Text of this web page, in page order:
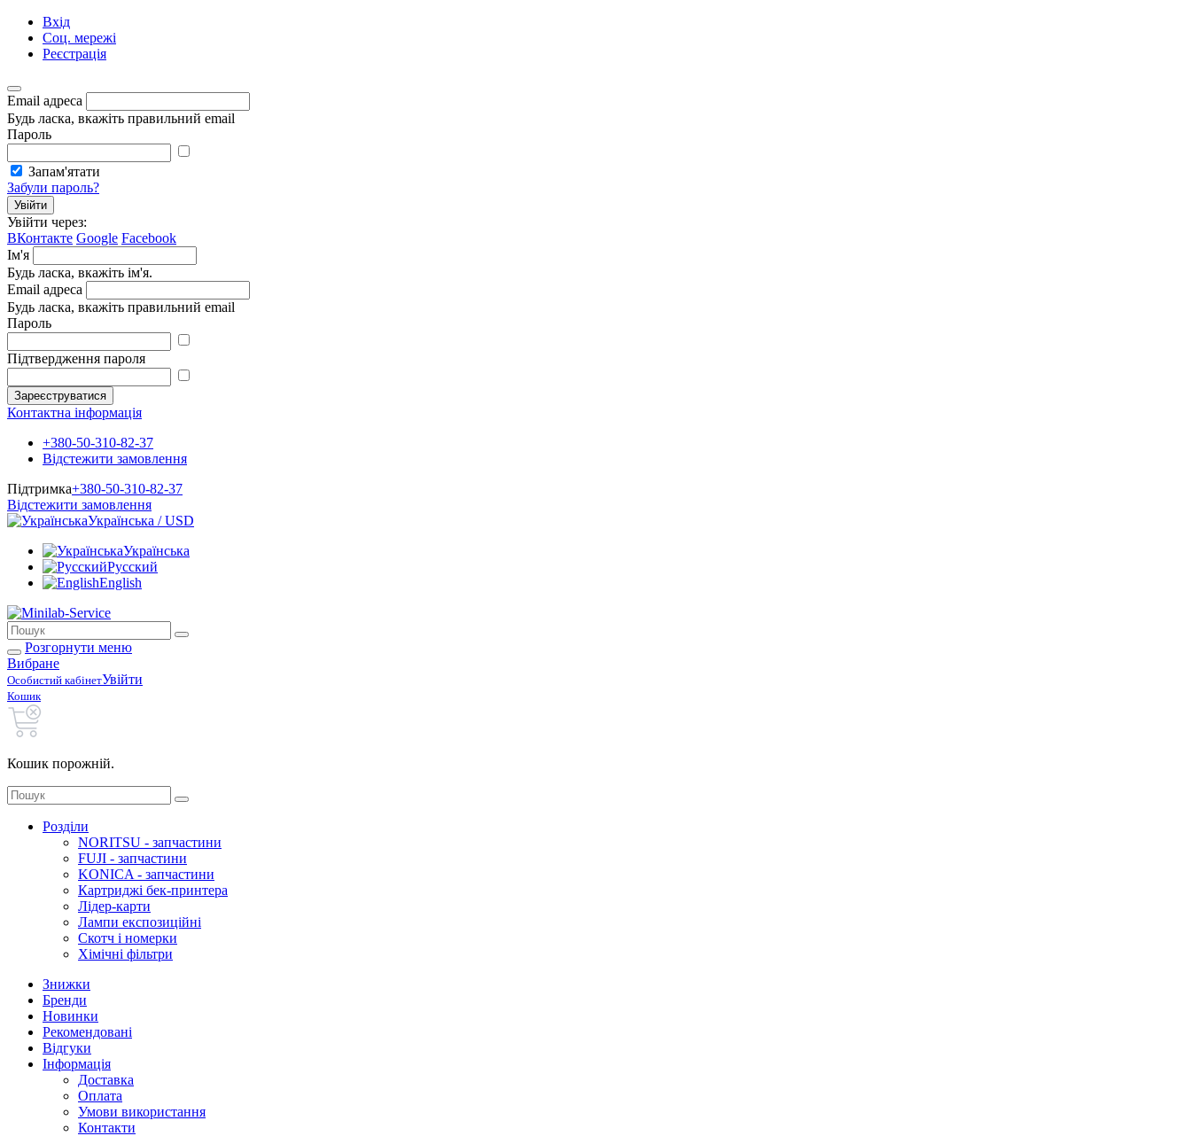
Вхід
Соц. мережі
Реєстрація
Email адреса
Будь ласка, вкажіть правильний email
Пароль
Запам'ятати
Забули пароль?
Увійти
Увійти через:
ВКонтакте Google Facebook
Ім'я
Будь ласка, вкажіть ім'я.
Email адреса
Будь ласка, вкажіть правильний email
Пароль
Підтвердження пароля
Зареєструватися
Контактна інформація
+380-50-310-82-37
Відстежити замовлення
Підтримка+380-50-310-82-37
Відстежити замовлення
Українська / USD
Українська
Русский
English
Розгорнути меню
Вибране
Особистий кабінетУвійти
Кошик
Кошик порожній.
Розділи
NORITSU - запчастини
FUJI - запчастини
KONICA - запчастини
Картриджі бек-принтера
Лідер-карти
Лампи експозиційні
Скотч і номерки
Хімічні фільтри
Знижки
Бренди
Новинки
Рекомендовані
Відгуки
Інформація
Доставка
Оплата
Умови використання
Контакти